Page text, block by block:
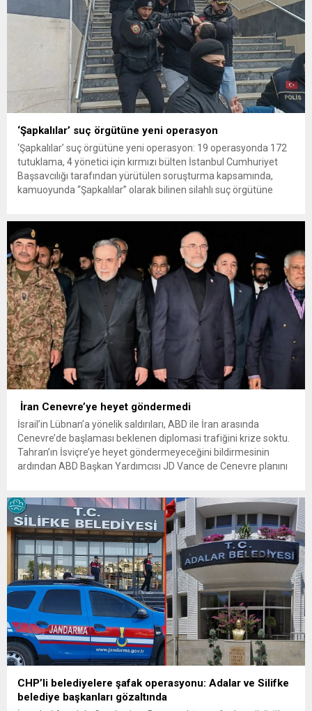
‘Şapkalılar’ suç örgütüne yeni operasyon
‘Şapkalılar’ suç örgütüne yeni operasyon: 19 operasyonda 172
tutuklama, 4 yönetici için kırmızı bülten İstanbul Cumhuriyet
Başsavcılığı tarafından yürütülen soruşturma kapsamında,
kamuoyunda “Şapkalılar” olarak bilinen silahlı suç örgütüne
172 kişi tutuklandı İstanbul Cumhuriyet Başsavcılığı Örgütlü
Suçlar...
İran Cenevre’ye heyet göndermedi
İsrail’in Lübnan’a yönelik saldırıları, ABD ile İran arasında
Cenevre’de başlaması beklenen diplomasi trafiğini krize soktu.
Tahran’ın İsviçre’ye heyet göndermeyeceğini bildirmesinin
ardından ABD Başkan Yardımcısı JD Vance de Cenevre planını
sürecini durma noktasına getirdi. İran, İsrail’in...
CHP’li belediyelere şafak operasyonu: Adalar ve Silifke
belediye başkanları gözaltında